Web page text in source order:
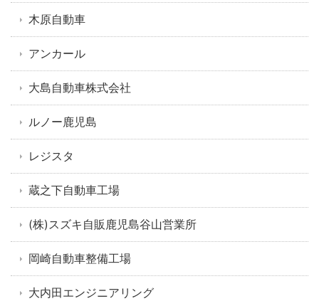
木原自動車
アンカール
大島自動車株式会社
ルノー鹿児島
レジスタ
蔵之下自動車工場
(株)スズキ自販鹿児島谷山営業所
岡崎自動車整備工場
大内田エンジニアリング